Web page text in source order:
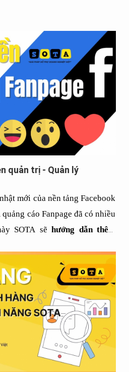
quản trị - Quản lý
mới của nền tảng Facebook
cáo Fanpage đã có nhiều
SOTA sẽ hướng dẫn thêm